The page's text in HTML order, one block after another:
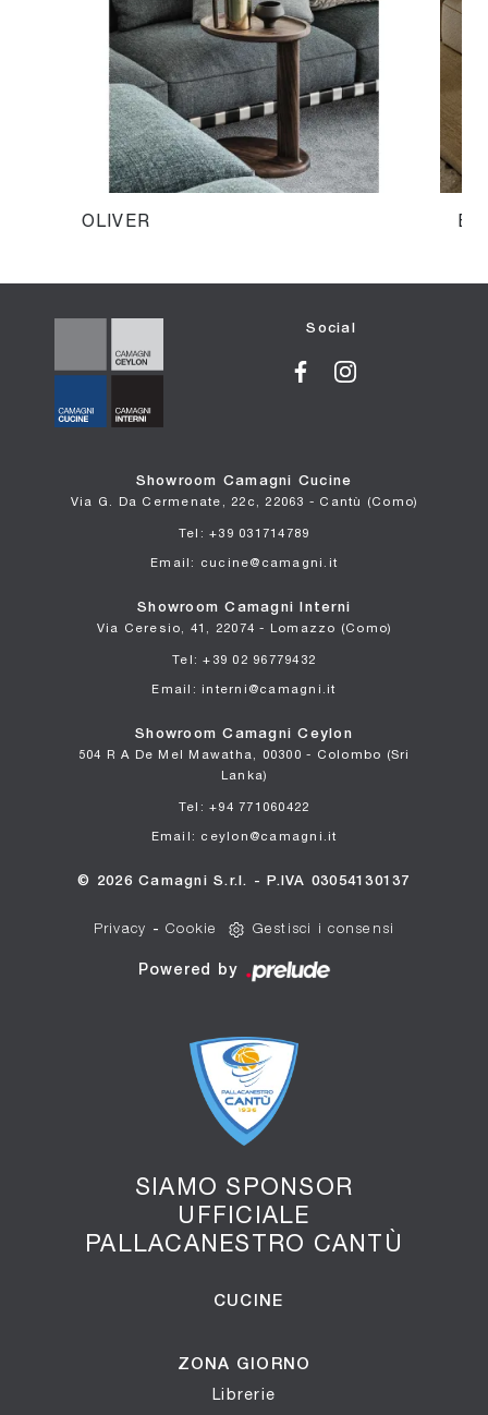
OLIVER
SIAMO SPONSOR
UFFICIALE
PALLACANESTRO CANTÙ
CUCINE
ZONA GIORNO
Librerie
Social
Showroom Camagni Cucine
Via G. Da Cermenate, 22c, 22063 - Cantù (Como)
Tel: +39 031714789
Email: cucine@camagni.it
Showroom Camagni Interni
Via Ceresio, 41, 22074 - Lomazzo (Como)
Tel: +39 02 96779432
Email: interni@camagni.it
Showroom Camagni Ceylon
504 R A De Mel Mawatha, 00300 - Colombo (Sri
Lanka)
Tel: +94 771060422
Email: ceylon@camagni.it
© 2026 Camagni S.r.l. - P.IVA 03054130137
Privacy -Cookie Gestisci i consensi
Powered by